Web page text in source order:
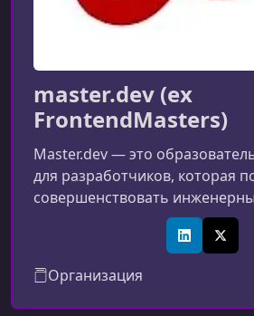
master.dev (ex
FrontendMasters)
Master.dev — это
для разработчиков, которая
совершенствовать
изучения языков
разработки до работы с
искусственным интеллектом.
как Frontend Masters,
LinkedIn
X
Организация